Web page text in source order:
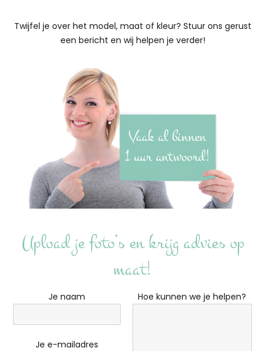
Twijfel je over het model, maat of kleur? Stuur ons gerust
een bericht en wij helpen je verder!
Upload je foto’s en krijg advies op
maat!
Je naam
Je e-mailadres
Hoe kunnen we je helpen?